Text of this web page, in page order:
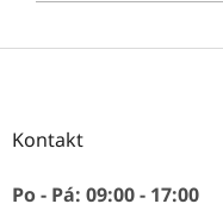
Z
Kontakt
Po - Pá: 09:00 - 17:00